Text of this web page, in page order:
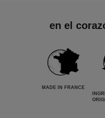
en el
MADE IN FRANCE